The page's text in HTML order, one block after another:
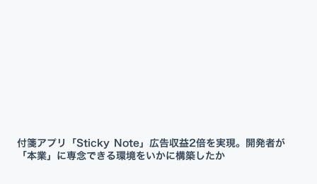
付箋アプリ「Sticky Note」広告収益2倍を実現。開発者が
「本業」に専念できる環境をいかに構築したか